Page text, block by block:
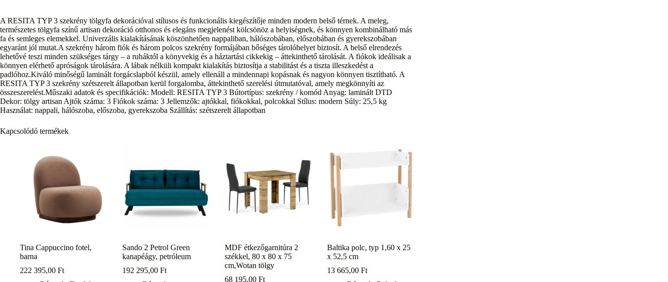
A RESITA TYP 3 szekrény tölgyfa dekorációval stílusos és funkcionális kiegészítője minden modern belső térnek. A meleg,
természetes tölgyfa színű artisan dekoráció otthonos és elegáns megjelenést kölcsönöz a helyiségnek, és könnyen kombinálható más
fa és semleges elemekkel. Univerzális kialakításának köszönhetően nappaliban, hálószobában, előszobában és gyerekszobában
egyaránt jól mutat.A szekrény három fiók és három polcos szekrény formájában bőséges tárolóhelyet biztosít. A belső elrendezés
lehetővé teszi minden szükséges tárgy – a ruháktól a könyvekig és a háztartási cikkekig – áttekinthető tárolását. A fiókok ideálisak a
könnyen elérhető apróságok tárolására. A lábak nélküli kompakt kialakítás biztosítja a stabilitást és a tiszta illeszkedést a
padlóhoz.Kiváló minőségű laminált forgácslapból készül, amely ellenáll a mindennapi kopásnak és nagyon könnyen tisztítható. A
RESITA TYP 3 szekrény szétszerelt állapotban kerül forgalomba, áttekinthető szerelési útmutatóval, amely megkönnyíti az
összeszerelést.Műszaki adatok és specifikációk: Modell: RESITA TYP 3 Bútortípus: szekrény / komód Anyag: laminált DTD
Dekor: tölgy artisan Ajtók száma: 3 Fiókok száma: 3 Jellemzők: ajtókkal, fiókokkal, polcokkal Stílus: modern Súly: 25,5 kg
Használat: nappali, hálószoba, előszoba, gyerekszoba Szállítás: szétszerelt állapotban
Kapcsolódó termékek
Tina Cappuccino fotel,
barna
222 395,00 Ft
Sando 2 Petrol Green
kanapéágy, petróleum
192 295,00Ft
MDF étkezőgarnitúra 2
székkel, 80 x 80 x 75
cm,Wotan tölgy
68 195,00Ft
Baltika polc, typ 1,60 x 25
x 52,5 cm
13 665,00Ft